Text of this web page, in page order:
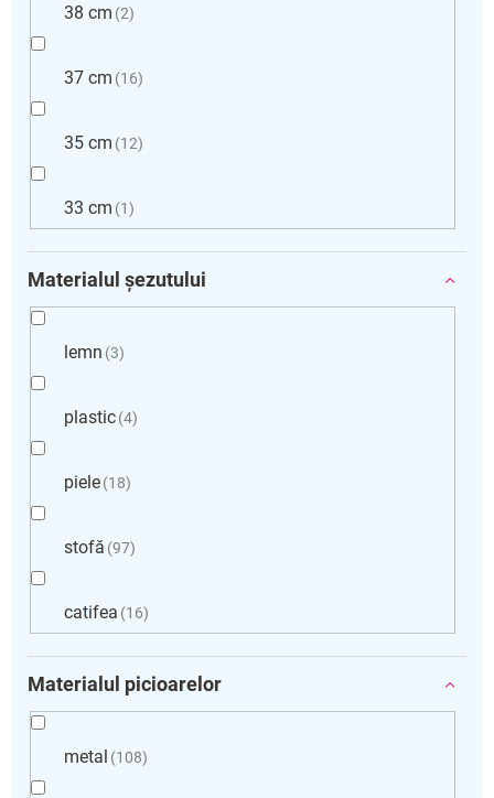
38 cm 2
37 cm 16
35 cm 12
33 cm 1
Materialul șezutului
lemn 3
plastic 4
piele 18
stofă 97
catifea 16
Materialul picioarelor
metal 108